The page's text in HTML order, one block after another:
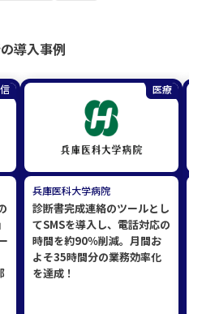
導入事例
医療
兵庫医科大学病院
診断書完成連絡のツールとし
てSMSを導入し、電話対応の
時間を約90％削減。月間お
よそ35時間分の業務効率化
を達成！